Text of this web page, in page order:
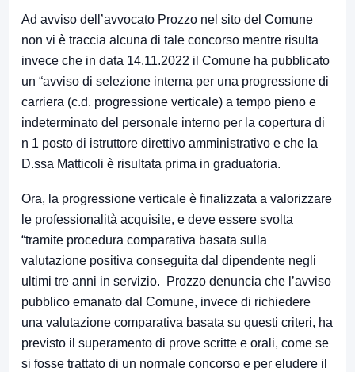
Ad avviso dell’avvocato Prozzo nel sito del Comune
non vi è traccia alcuna di tale concorso mentre risulta
invece che in data 14.11.2022 il Comune ha pubblicato
un “avviso di selezione interna per una progressione di
carriera (c.d. progressione verticale) a tempo pieno e
indeterminato del personale interno per la copertura di
n 1 posto di istruttore direttivo amministrativo e che la
D.ssa Matticoli è risultata prima in graduatoria.
Ora, la progressione verticale è finalizzata a valorizzare
le professionalità acquisite, e deve essere svolta
“tramite procedura comparativa basata sulla
valutazione positiva conseguita dal dipendente negli
ultimi tre anni in servizio. Prozzo denuncia che l’avviso
pubblico emanato dal Comune, invece di richiedere
una valutazione comparativa basata su questi criteri, ha
previsto il superamento di prove scritte e orali, come se
si fosse trattato di un normale concorso e per eludere il